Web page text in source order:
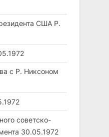
США Р.
с Р. Никсоном
советско-
30.05.1972